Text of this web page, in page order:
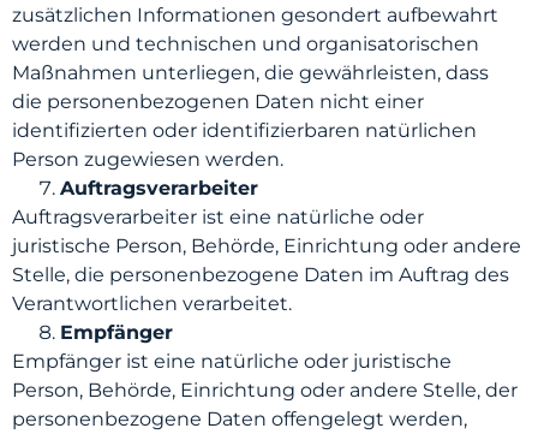
zusätzlichen Informationen gesondert aufbewahrt
werden und technischen und organisatorischen
Maßnahmen unterliegen, die gewährleisten, dass
die personenbezogenen Daten nicht einer
identifizierten oder identifizierbaren natürlichen
Person zugewiesen werden.
Auftragsverarbeiter
Auftragsverarbeiter ist eine natürliche oder
juristische Person, Behörde, Einrichtung oder andere
Stelle, die personenbezogene Daten im Auftrag des
Verantwortlichen verarbeitet.
Empfänger
Empfänger ist eine natürliche oder juristische
Person, Behörde, Einrichtung oder andere Stelle, der
personenbezogene Daten offengelegt werden,